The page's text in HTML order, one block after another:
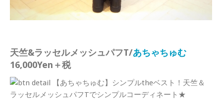
天竺&ラッセルメッシュパフT/あちゃちゅむ
16,000Yen＋税